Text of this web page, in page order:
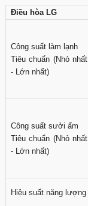
Điều hòa LG
Công suất làm lạnh
Tiêu chuẩn (Nhỏ nhất
- Lớn nhất)
Công suất sưởi ấm
Tiêu chuẩn (Nhỏ nhất
- Lớn nhất)
Hiệu suất năng lượng